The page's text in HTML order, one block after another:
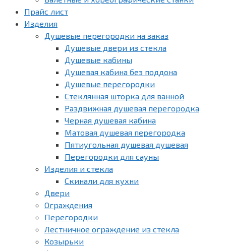
Прайс лист
Изделия
Душевые перегородки на заказ
Душевые двери из стекла
Душевые кабины
Душевая кабина без поддона
Душевые перегородки
Стеклянная шторка для ванной
Раздвижная душевая перегородка
Черная душевая кабина
Матовая душевая перегородка
Пятиугольная душевая душевая
Перегородки для сауны
Изделия и стекла
Скинали для кухни
Двери
Ограждения
Перегородки
Лестничное ограждение из стекла
Козырьки